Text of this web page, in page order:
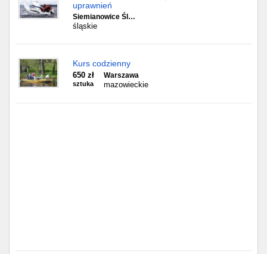
uprawnień
Siemianowice Śl…
śląskie
Kurs codzienny
650 zł
sztuka
Warszawa
mazowieckie